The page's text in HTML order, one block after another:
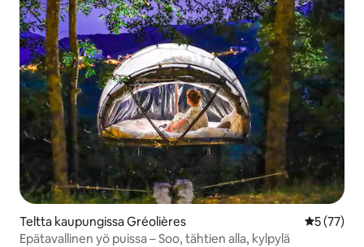
Teltta kaupungissa Gréolières
5 (77)
Epätavallinen yö puissa – Soo, tähtien alla, kylpylä